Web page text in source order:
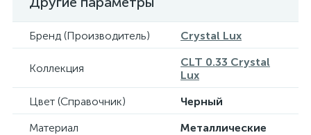
Бренд (Производитель) Crystal Lux
Коллекция
CLT 0.33 Crystal
Lux
Цвет (Справочник)
Черный
Материал
Металлические